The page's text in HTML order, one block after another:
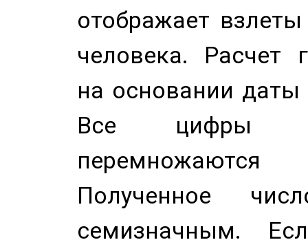
отображает
человека. Расчет
на основании
Все цифры
Полученное
семизначным.